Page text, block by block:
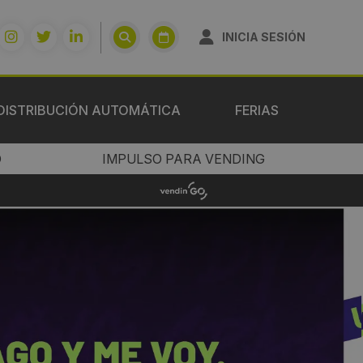
INICIA SESIÓN
AUTOMÁTICA FERIAS
IMPULSO PARA VENDING